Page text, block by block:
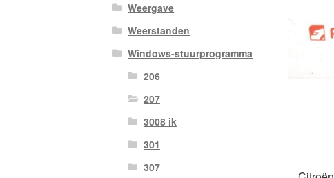
Weergave
Weerstanden
Windows-stuurprogramma
206
207
3008 ik
301
307